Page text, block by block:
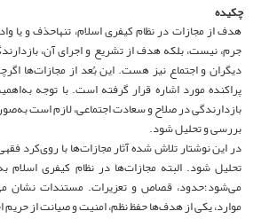
چکیده
هدف از مجازات در نظام کیفری اسلام، تنهاحذف و یا
جرم، نیست، بلکه هدف از تشریع و اجرای آن،
دیگران و اجتماع نیز هست. این بُعد از مجازات‌ها
پراکنده مورد اشاره قرار گرفته است. با توجه
بازدارندگی در صلاح و سعادت اجتماعی، لازم است
بررسی و تحلیل شود.
در این نوشتار تلاش شده آثار مجازات‌ها با روی‌کرد
تحلیل شود. البته مجازات‌ها در نظام کیفری
می‌شود؛حدود، قصاص و تعزیرات. مستندات نشان
موارد، یکی از هدف‌ها حفظ نظم، امنیت و صیانت از